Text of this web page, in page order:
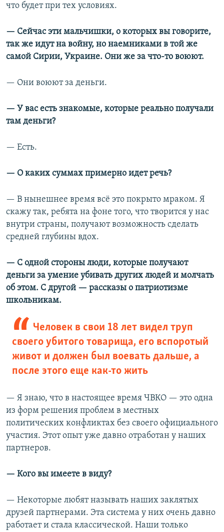
что будет при тех условиях.
— Сейчас эти мальчишки, о которых вы говорите,
так же идут на войну, но наемниками в той же
самой Сирии, Украине. Они же за что-то воюют.
— Они воюют за деньги.
— У вас есть знакомые, которые реально получали
там деньги?
— Есть.
— О каких суммах примерно идет речь?
— В нынешнее время всё это покрыто мраком. Я
скажу так, ребята на фоне того, что творится у нас
внутри страны, получают возможность сделать
средней глубины вдох.
— С одной стороны люди, которые получают
деньги за умение убивать других людей и молчать
об этом. С другой —​ рассказы о патриотизме
школьникам.
Человек в свои 18 лет видел труп
своего убитого товарища, его вспоротый
живот и должен был воевать дальше, а
после этого еще как-то жить
— Я знаю, что в настоящее время ЧВКО — это одна
из форм решения проблем в местных
политических конфликтах без своего официального
участия. Этот опыт уже давно отработан у наших
партнеров.
— Кого вы имеете в виду?
— Некоторые любят называть наших заклятых
друзей партнерами. Эта система у них очень давно
работает и стала классической. Наши только